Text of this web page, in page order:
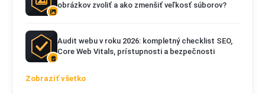
obrázkov zvoliť a ako zmenšiť veľkosť súborov?
Audit webu v roku 2026: kompletný checklist SEO,
Core Web Vitals, prístupnosti a bezpečnosti
Zobraziť všetko